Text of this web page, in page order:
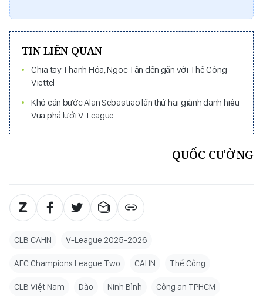
TIN LIÊN QUAN
Chia tay Thanh Hóa, Ngọc Tân đến gần với Thể Công
Viettel
Khó cản bước Alan Sebastiao lần thứ hai giành danh hiệu
Vua phá lưới V-League
QUỐC CƯỜNG
CLB CAHN V-League 2025-2026
AFC Champions League Two CAHN Thể Công
CLB Việt Nam Dào Ninh Bình Công an TPHCM